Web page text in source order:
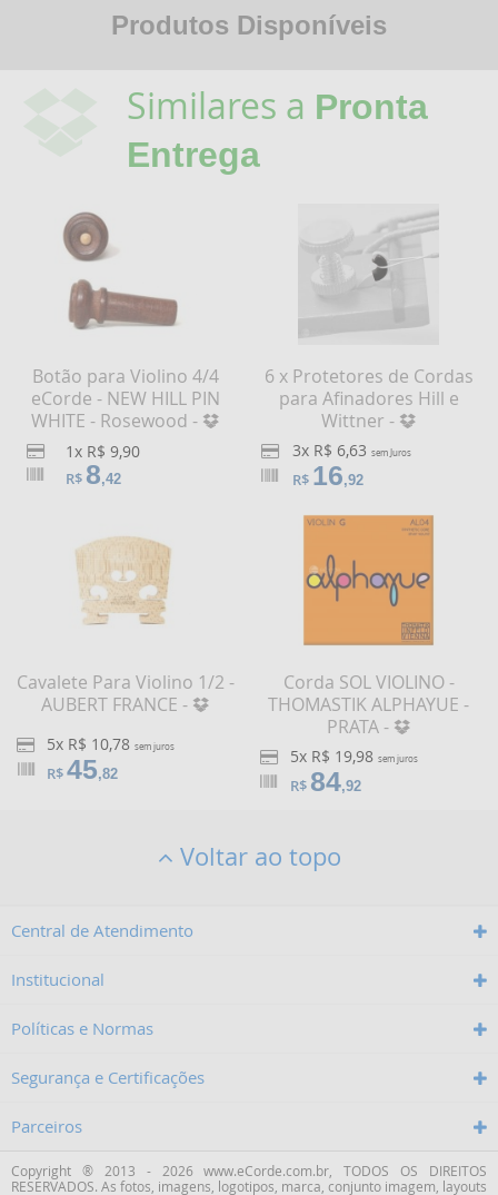
Produtos Disponíveis
Similares a Pronta
Entrega
Botão para Violino 4/4
eCorde - NEW HILL PIN
WHITE - Rosewood -
1x R$ 9,90
R$ 8,42
6 x Protetores de Cordas
para Afinadores Hill e
Wittner -
3x R$ 6,63 sem Juros
R$ 16,92
Cavalete Para Violino 1/2 -
AUBERT FRANCE -
5x R$ 10,78 sem juros
R$45,82
Corda SOL VIOLINO -
THOMASTIK ALPHAYUE -
PRATA -
5x R$ 19,98 sem juros
R$ 84,92
Voltar ao topo
Central de Atendimento
Institucional
Políticas e Normas
Segurança e Certificações
Parceiros
Copyright ® 2013 - 2026 www.eCorde.com.br, TODOS OS DIREITOS
RESERVADOS. As fotos, imagens, logotipos, marca, conjunto imagem, layouts